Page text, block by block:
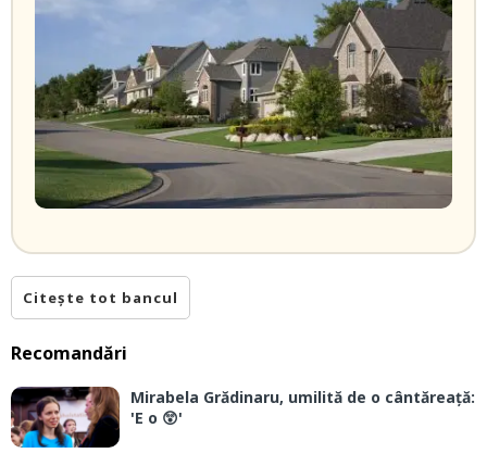
Citește tot bancul
Recomandări
Mirabela Grădinaru, umilită de o cântăreață:
'E o 😲'